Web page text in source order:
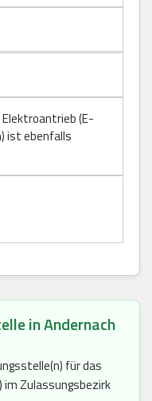
(E-
ist ebenfalls
in Andernach
für das
im Zulassungsbezirk